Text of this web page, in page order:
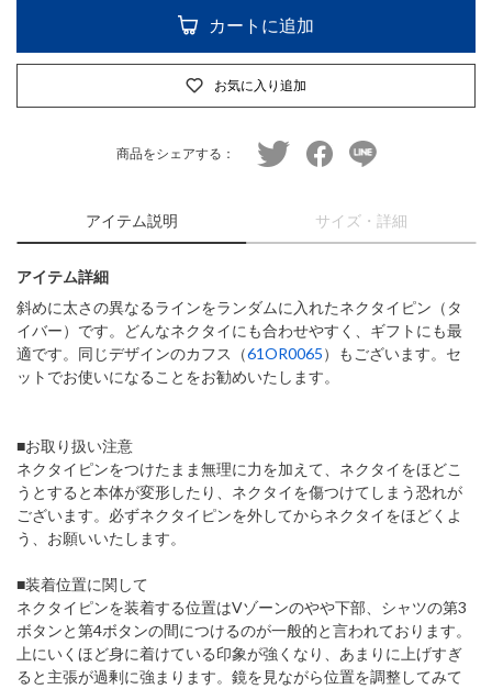
カートに追加
お気に入り追加
商品をシェアする： twitter facebookline
アイテム説明 サイズ・詳細
アイテム詳細
斜めに太さの異なるラインをランダムに入れたネクタイピン（タ
イバー）です。どんなネクタイにも合わせやすく、ギフトにも最
適です。同じデザインのカフス（61OR0065）もございます。セ
ットでお使いになることをお勧めいたします。
■お取り扱い注意
ネクタイピンをつけたまま無理に力を加えて、ネクタイをほどこ
うとすると本体が変形したり、ネクタイを傷つけてしまう恐れが
ございます。必ずネクタイピンを外してからネクタイをほどくよ
う、お願いいたします。
■装着位置に関して
ネクタイピンを装着する位置はVゾーンのやや下部、シャツの第3
ボタンと第4ボタンの間につけるのが一般的と言われております。
上にいくほど身に着けている印象が強くなり、あまりに上げすぎ
ると主張が過剰に強まります。鏡を見ながら位置を調整してみて